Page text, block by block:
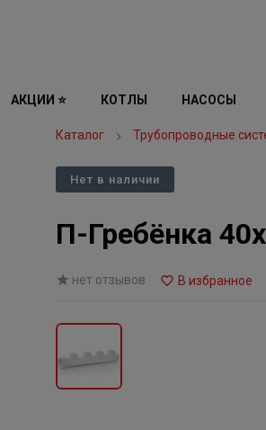
АКЦИИ ⭐ КОТЛЫ НАСОСЫ
Каталог Трубопроводные
Нет в наличии
П-Гребёнка
нет отзывов В избранное